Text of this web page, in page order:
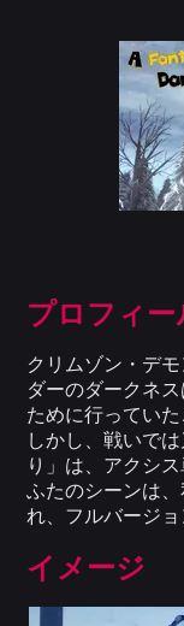
プロフィー
クリムゾン・デ
ダーのダークネ
ために行ってい
しかし、戦いで
り」は、アクシ
ふたのシーンは
れ、フルバージ
イメージ